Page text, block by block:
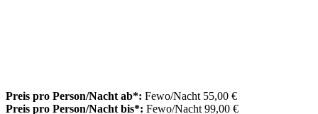
Preis pro Person/Nacht ab*: Fewo/Nacht 55,00 €
Preis pro Person/Nacht bis*: Fewo/Nacht 99,00 €